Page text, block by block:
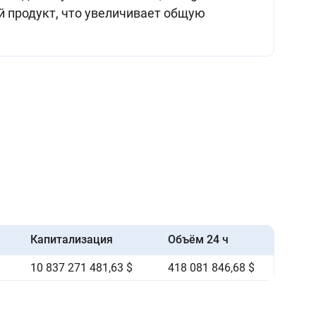
продукт, что увеличивает общую
Капитализация Объём 24 ч
10 837 271 481,63 $ 418 081 846,68 $